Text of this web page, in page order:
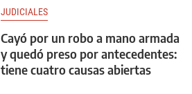
JUDICIALES
Cayó por un robo a mano armada
y quedó preso por antecedentes:
tiene cuatro causas abiertas